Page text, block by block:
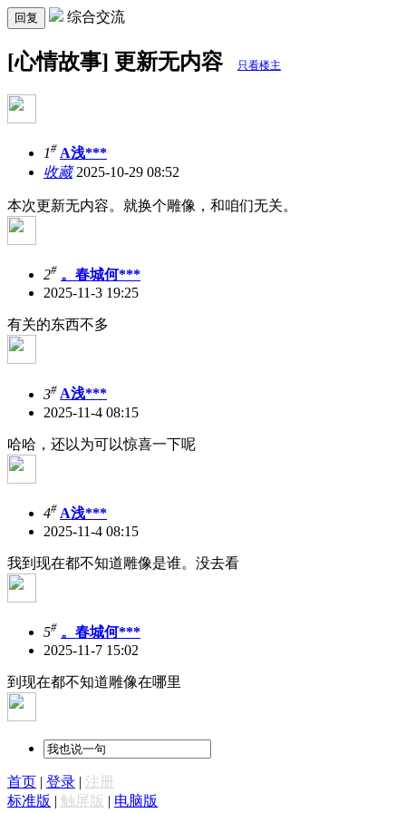
回复 综合交流
[心情故事] 更新无内容 只看楼主
1# A浅***
收藏2025-10-29 08:52
本次更新无内容。就换个雕像，和咱们无关。
2# 。春城何***
2025-11-3 19:25
有关的东西不多
3# A浅***
2025-11-4 08:15
哈哈，还以为可以惊喜一下呢
4# A浅***
2025-11-4 08:15
我到现在都不知道雕像是谁。没去看
5# 。春城何***
2025-11-7 15:02
到现在都不知道雕像在哪里
首页 登录
注册
标准版
触屏版 电脑版